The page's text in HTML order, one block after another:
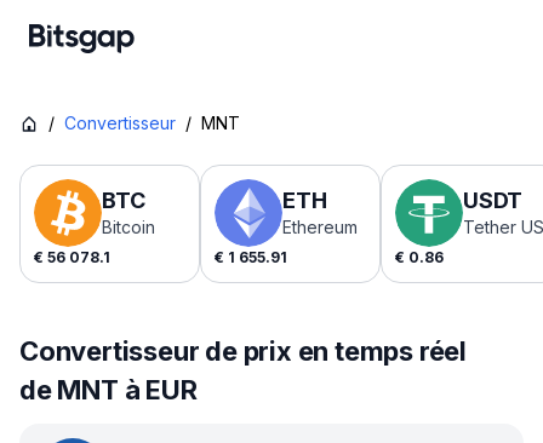
/ Convertisseur / MNT
BTC
Bitcoin
€ 56 078.1
ETH
Ethereum
€ 1 655.91
USDT
Tether
€ 0.86
Convertisseur de prix en temps réel
de MNT à EUR